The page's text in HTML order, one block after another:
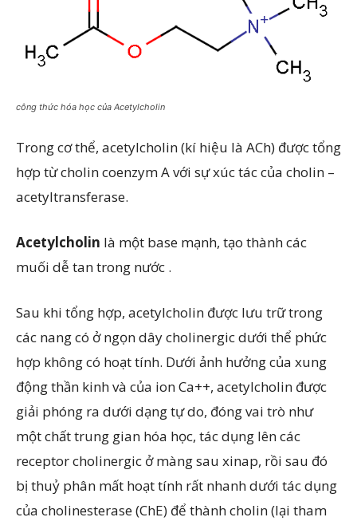
công thức hóa học của Acetylcholin
Trong cơ thể, acetylcholin (kí hiệu là ACh) được tổng
hợp từ cholin coenzym A với sự xúc tác của cholin –
acetyltransferase.
Acetylcholin là một base mạnh, tạo thành các
muối dễ tan trong nước .
Sau khi tổng hợp, acetylcholin được lưu trữ trong
các nang có ở ngọn dây cholinergic dưới thể phức
hợp không có hoạt tính. Dưới ảnh hưởng của xung
động thần kinh và của ion Ca++, acetylcholin được
giải phóng ra dưới dạng tự do, đóng vai trò như
một chất trung gian hóa học, tác dụng lên các
receptor cholinergic ở màng sau xinap, rồi sau đó
bị thuỷ phân mất hoạt tính rất nhanh dưới tác dụng
của cholinesterase (ChE) để thành cholin (lại tham